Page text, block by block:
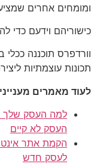
ומומחים אחרים
כישוריהם וידעם כדי
תכונות עוצמתיות
לעוד מאמרים
למה העסק שלך
העסק לא קיים
הקמת אתר
לעסק חדש